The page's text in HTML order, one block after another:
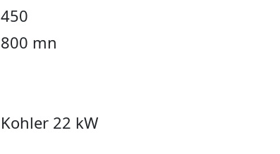
450
800 mn
Kohler 22 kW